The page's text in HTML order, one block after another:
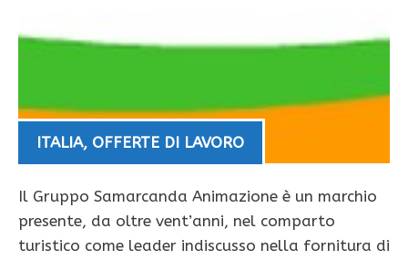
ITALIA, OFFERTE DI LAVORO
Il Gruppo Samarcanda Animazione è un marchio
presente, da oltre vent’anni, nel comparto
turistico come leader indiscusso nella fornitura di